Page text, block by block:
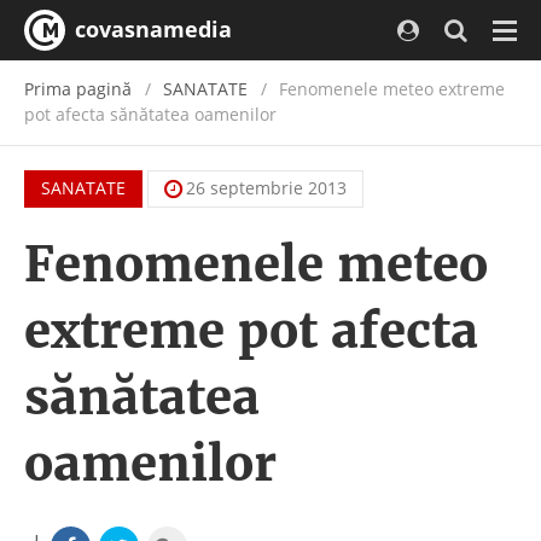
covasnamedia
Prima pagină SANATATE
Fenomenele meteo extreme
pot afecta sănătatea oamenilor
SANATATE 26 septembrie 2013
Fenomenele meteo
extreme pot afecta
sănătatea
oamenilor